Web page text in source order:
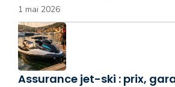
1 mai 2026
Assurance jet-ski : prix,